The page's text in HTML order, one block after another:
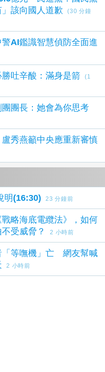
該向國人道歉
(30 分鐘
AI鑑識智慧偵防全面進
吐辛酸：滿身是箭
(1
團長：她會為你思考
秀燕籲中央應重新審慎
明(16:30) 23 分鐘前
戰略海底電纜法》，如何
受威脅？
2 小時前
「等嘸機」亡 網友幫喊
2 小時前